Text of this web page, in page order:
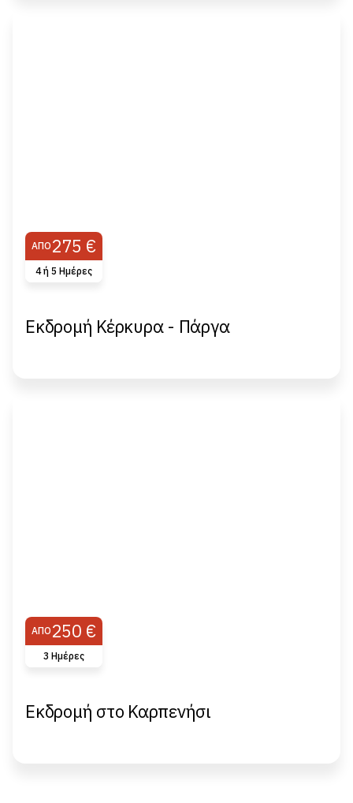
ΑΠΌ 275 €
4 ή 5 Hμέρες
Εκδρομή Κέρκυρα - Πάργα
ΑΠΌ 250 €
3 Ημέρες
Εκδρομή στο Καρπενήσι